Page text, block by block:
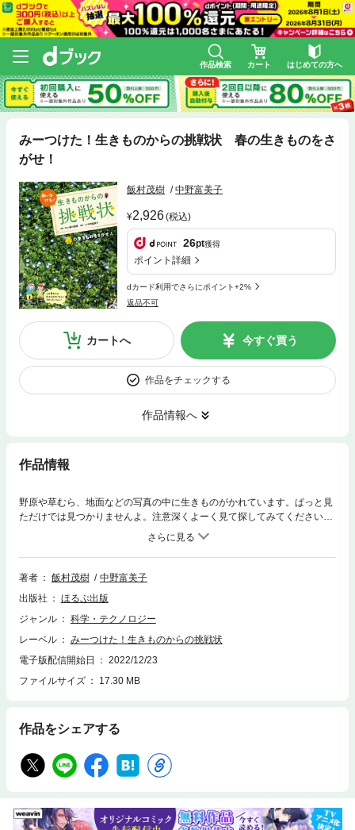
作品検索 カート はじめての方へ
みーつけた！生きものからの挑戦状 春の生きものをさ
がせ！
飯村茂樹 中野富美子
2,926(税込)
26pt獲得
ポイント詳細
dカード利用でさらにポイント+2%
返品不可
カートへ 今すぐ買う
作品をチェックする
作品情報へ
作品情報
野原や草むら、地面などの写真の中に生きものがかれています。ぱっと見
ただけでは見つかりませんよ。注意深くよーく見て探してみてください。
ヒントをたよりにじっくり探せばきっと見つかります。生きものがどんな
場所にいるのかの解説や探すコツも掲載。本にかくれる生きものを探し出
せたら、野山にかけだし、生きものさがしに挑戦してください。春の巻
は、冬眠から目覚めた生き物や、春の野山で活動をはじめた生き物たちか
著者 飯村茂樹
中野富美子
出版社
ほるぷ出版
ジャンル
科学・テクノロジー
レーベル
みーつけた！生きものからの挑戦状
電子版配信開始日
2022/12/23
ファイルサイズ
17.30 MB
作品をシェアする